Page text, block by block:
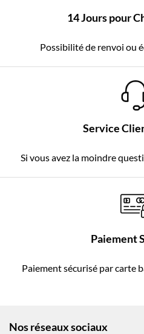
14 Jours pour
Possibilité de renvoi ou
Service
Si vous avez la moindre
Paiement
Paiement sécurisé par carte
Nos réseaux sociaux